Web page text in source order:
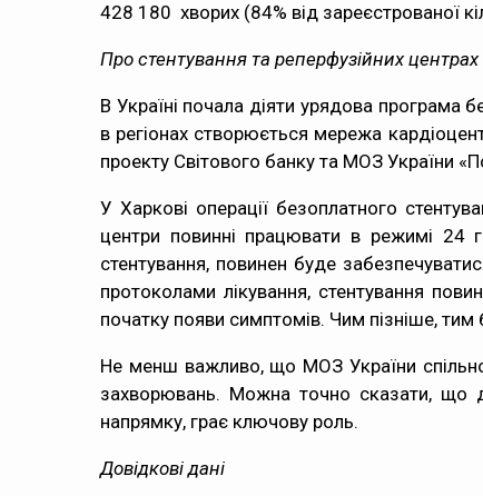
428 180 хворих (84% від зареєстрованої
Про стентування та реперфузійних центрах
В Україні почала діяти урядова програма
в регіонах створюється мережа
проекту Світового банку та МОЗ України
У Харкові операції безоплатного
центри повинні працювати в режимі 24
стентування, повинен буде
протоколами лікування, стентування
початку появи симптомів. Чим пізніше, тим
Не менш важливо, що МОЗ України спільно
захворювань. Можна точно сказати, що
напрямку, грає ключову роль.
Довідкові дані